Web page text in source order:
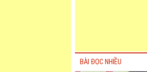
BÀI ĐỌC NHIỀU